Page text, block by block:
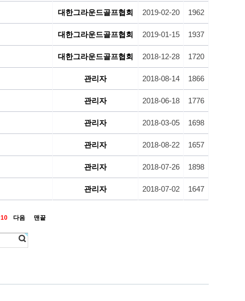
대한그라운드골프협회 2019-02-20 1962
대한그라운드골프협회 2019-01-15 1937
대한그라운드골프협회 2018-12-28 1720
관리자 2018-08-14 1866
관리자 2018-06-18 1776
관리자 2018-03-05 1698
관리자 2018-08-22 1657
관리자 2018-07-26 1898
관리자 2018-07-02 1647
10 다음 맨끝